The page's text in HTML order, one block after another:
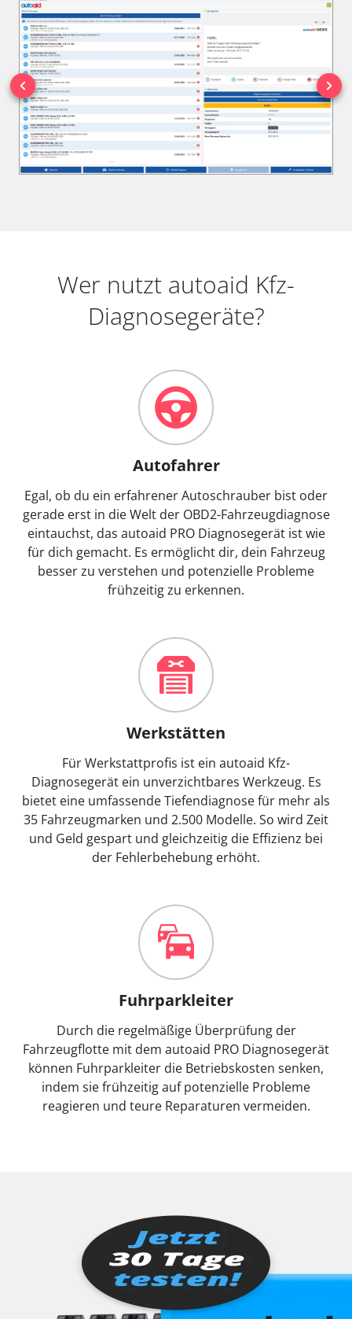
Wer nutzt autoaid Kfz-
Diagnosegeräte?
Autofahrer
Egal, ob du ein erfahrener Autoschrauber bist oder
gerade erst in die Welt der OBD2-Fahrzeugdiagnose
eintauchst, das autoaid PRO Diagnosegerät ist wie
für dich gemacht. Es ermöglicht dir, dein Fahrzeug
besser zu verstehen und potenzielle Probleme
frühzeitig zu erkennen.
Werkstätten
Für Werkstattprofis ist ein autoaid Kfz-
Diagnosegerät ein unverzichtbares Werkzeug. Es
bietet eine umfassende Tiefendiagnose für mehr als
35 Fahrzeugmarken und 2.500 Modelle. So wird Zeit
und Geld gespart und gleichzeitig die Effizienz bei
der Fehlerbehebung erhöht.
Fuhrparkleiter
Durch die regelmäßige Überprüfung der
Fahrzeugflotte mit dem autoaid PRO Diagnosegerät
können Fuhrparkleiter die Betriebskosten senken,
indem sie frühzeitig auf potenzielle Probleme
reagieren und teure Reparaturen vermeiden.